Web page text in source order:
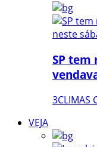
SP tem
3CLIMAS
VEJA